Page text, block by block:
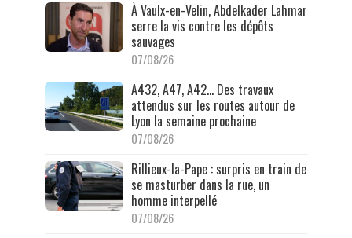
À Vaulx-en-Velin, Abdelkader Lahmar
serre la vis contre les dépôts
sauvages
07/08/26
A432, A47, A42… Des travaux
attendus sur les routes autour de
Lyon la semaine prochaine
07/08/26
Rillieux-la-Pape : surpris en train de
se masturber dans la rue, un
homme interpellé
07/08/26